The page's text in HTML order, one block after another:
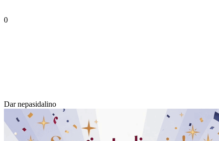
0
Dar nepasidalino